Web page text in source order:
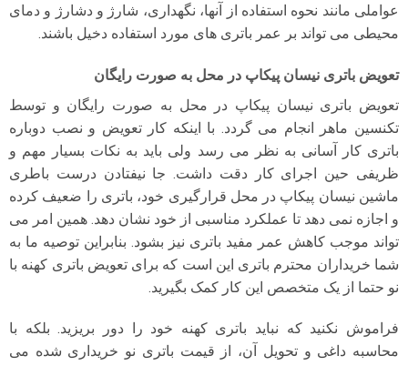
عواملی مانند نحوه استفاده از آنها، نگهداری، شارژ و دشارژ و دمای
محیطی می تواند بر عمر باتری های مورد استفاده دخیل باشند.
تعویض باتری نیسان پیکاپ در محل به صورت رایگان
تعویض باتری نیسان پیکاپ در محل به صورت رایگان و توسط
تکنسین ماهر انجام می گردد. با اینکه کار تعویض و نصب دوباره
باتری کار آسانی به نظر می رسد ولی باید به نکات بسیار مهم و
ظریفی حین اجرای کار دقت داشت. جا نیفتادن درست باطری
ماشین نیسان پیکاپ در محل قرارگیری خود، باتری را ضعیف کرده
و اجازه نمی دهد تا عملکرد مناسبی از خود نشان دهد. همین امر می
تواند موجب کاهش عمر مفید باتری نیز بشود. بنابراین توصیه ما به
شما خریداران محترم باتری این است که برای تعویض باتری کهنه با
نو حتما از یک متخصص این کار کمک بگیرید.
فراموش نکنید که نباید باتری کهنه خود را دور بریزید. بلکه با
محاسبه داغی و تحویل آن، از قیمت باتری نو خریداری شده می